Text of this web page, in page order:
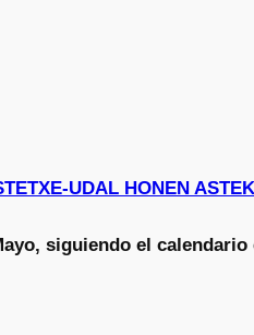
UDAL HONEN
siguiendo el calendario